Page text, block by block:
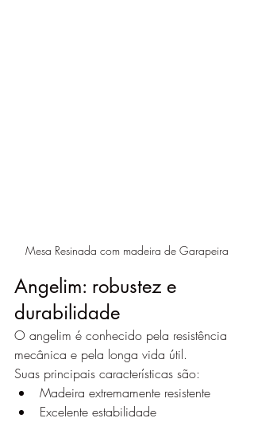
Mesa Resinada com madeira de Garapeira
Angelim: robustez e
durabilidade
O angelim é conhecido pela resistência
mecânica e pela longa vida útil.
Suas principais características são:
Madeira extremamente resistente
Excelente estabilidade